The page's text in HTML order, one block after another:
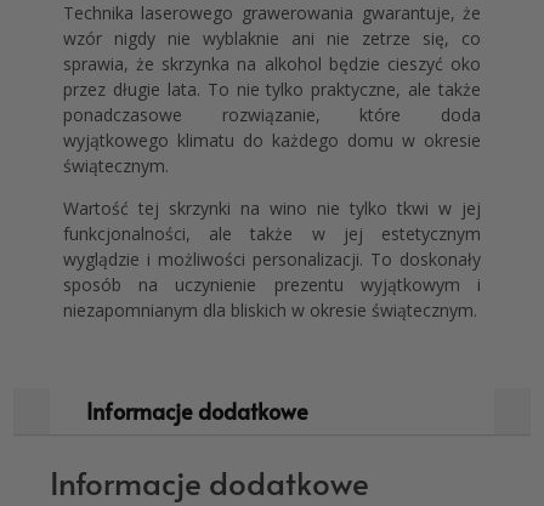
Technika laserowego grawerowania gwarantuje, że
wzór nigdy nie wyblaknie ani nie zetrze się, co
sprawia, że skrzynka na alkohol będzie cieszyć oko
przez długie lata. To nie tylko praktyczne, ale także
ponadczasowe rozwiązanie, które doda
wyjątkowego klimatu do każdego domu w okresie
świątecznym.
Wartość tej skrzynki na wino nie tylko tkwi w jej
funkcjonalności, ale także w jej estetycznym
wyglądzie i możliwości personalizacji. To doskonały
sposób na uczynienie prezentu wyjątkowym i
niezapomnianym dla bliskich w okresie świątecznym.
Informacje dodatkowe
Informacje dodatkowe